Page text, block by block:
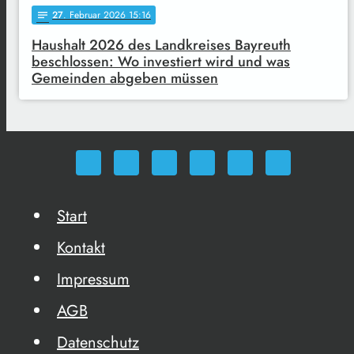
notes 27. Februar 2026 15:16
Haushalt 2026 des Landkreises Bayreuth
beschlossen: Wo investiert wird und was
Gemeinden abgeben müssen
Start
Kontakt
Impressum
AGB
Datenschutz